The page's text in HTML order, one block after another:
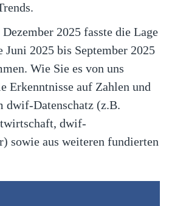
2025 fasste die Lage
Juni 2025 bis September 2025
Wie Sie es von uns
Erkenntnisse auf Zahlen und
dwif-Datenschatz (z.B.
dwif-
sowie aus weiteren fundierten